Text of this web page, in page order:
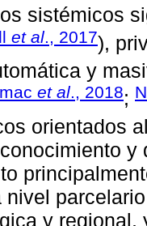
sistémicos
et al., 2017),
y
et al., 2018;
orientados
nivel
y